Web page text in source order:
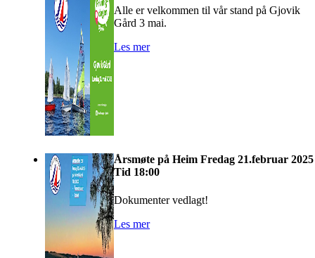
Alle er velkommen til vår stand på Gjovik
Gård 3 mai.
Les mer
Årsmøte på Heim Fredag 21.februar 2025
Tid 18:00
Dokumenter vedlagt!
Les mer